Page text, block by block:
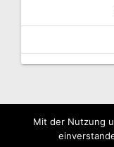
Mit der Nutzung